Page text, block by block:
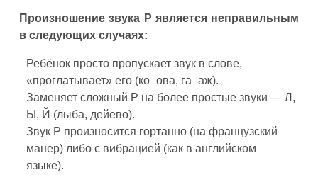
Произношение звука Р является неправильным
в следующих случаях:
Ребёнок просто пропускает звук в слове,
«проглатывает» его (ко_ова, га_аж).
Заменяет сложный Р на более простые звуки — Л,
Ы, Й (лыба, дейево).
Звук Р произносится гортанно (на французский
манер) либо с вибрацией (как в английском
языке).